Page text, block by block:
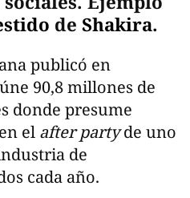
de Shakira.
publicó en
90,8 millones de
donde presume
el after partyde uno
de
cada año.